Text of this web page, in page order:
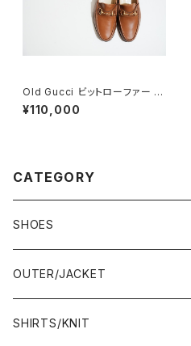
Old Gucci ビットローファー 41
E Brown Deadstock
¥110,000
CATEGORY
SHOES
21.5-22.0 cm
22.0-22.5 cm
OUTER/JACKET
SHIRTS/KNIT